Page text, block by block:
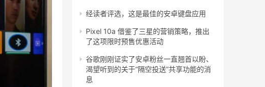
经读者评选，这是最佳的安卓键盘应用
Pixel 10a 借鉴了三星的营销策略，推出
了这项限时预售优惠活动
谷歌刚刚证实了安卓粉丝一直翘首以盼、
渴望听到的关于“隔空投送”共享功能的消
息